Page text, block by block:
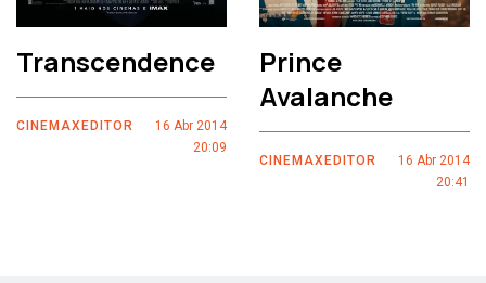
Transcendence
CINEMAXEDITOR
16 Abr 2014
20:09
Prince
Avalanche
CINEMAXEDITOR
16 Abr 2014
20:41